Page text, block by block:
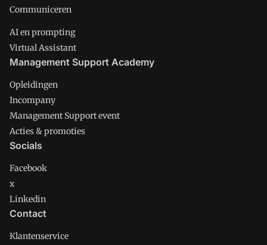
Communiceren
AI en prompting
Virtual Assistant
Management Support Academy
Opleidingen
Incompany
Management Support event
Acties & promoties
Socials
Facebook
x
Linkedin
Contact
Klantenservice